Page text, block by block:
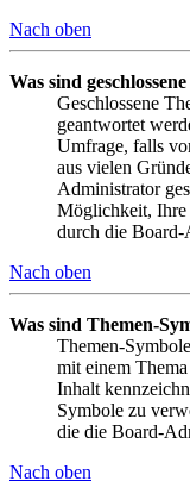
Nach oben
Was sind
Geschlossene
geantwortet
Umfrage, falls
aus vielen
Administrator
Möglichkeit, Ihre
durch die
Nach oben
Was sind Themen-
Themen-
mit einem
Inhalt
Symbole zu
die die Board-
Nach oben